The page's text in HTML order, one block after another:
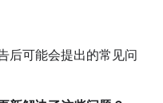
后可能会提出的常见问